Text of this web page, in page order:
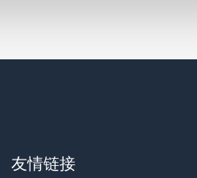
友情链接